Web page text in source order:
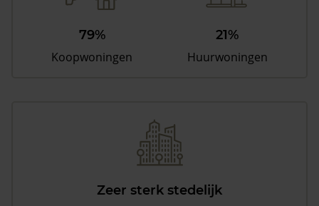
79%
Koopwoningen
21%
Huurwoningen
Zeer sterk stedelijk